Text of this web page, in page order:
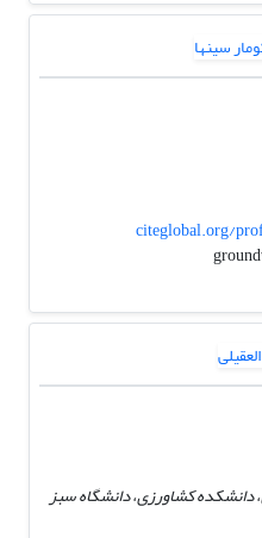
citeglobal.org/
دانشکده کشاورزی، دانشگاه سبز